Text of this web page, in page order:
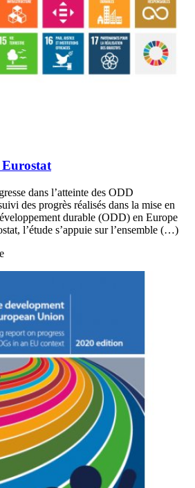
dans l’atteinte des ODD
des progrès réalisés dans la mise en
durable (ODD) en Europe
l’étude s’appuie sur l’ensemble (…)